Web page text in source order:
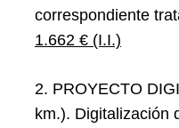
correspondiente
1.662 € (I.I.)
2. PROYECTO
km.). Digitalización